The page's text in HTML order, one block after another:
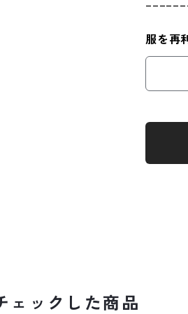
服を再
ェックした商品